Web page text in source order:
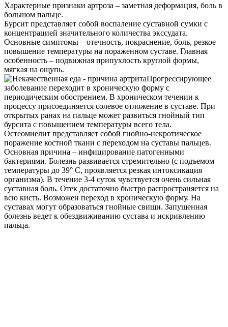
Характерные признаки артроза – заметная деформация, боль в
большом пальце.
Бурсит представляет собой воспаление суставной сумки с
концентрацией значительного количества экссудата.
Основные симптомы – отечность, покраснение, боль, резкое
повышение температуры на пораженном суставе. Главная
особенность – подвижная припухлость круглой формы,
мягкая на ощупь.
Прогрессирующее
заболевание переходит в хроническую форму с
периодическим обострением. В хроническом течении к
процессу присоединяется солевое отложение в суставе. При
открытых ранах на пальце может развиться гнойный тип
бурсита с повышением температуры всего тела.
Остеомиелит представляет собой гнойно-некротическое
поражение костной ткани с переходом на суставы пальцев.
Основная причина – инфицирование патогенными
бактериями. Болезнь развивается стремительно (с подъемом
температуры до 39° С, проявляется резкая интоксикация
организма). В течение 3-4 суток чувствуется очень сильная
суставная боль. Отек достаточно быстро распространяется на
всю кисть. Возможен переход в хроническую форму. На
суставах могут образоваться гнойные свищи. Запущенная
болезнь ведет к обездвиживанию сустава и искривлению
пальца.